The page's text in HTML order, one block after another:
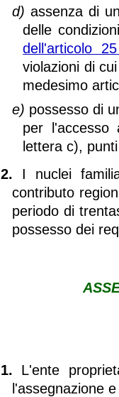
d) assenza di
delle
dell'articolo
violazioni di
medesimo
e) possesso di
per l'accesso
lettera c),
2. I nuclei
contributo
periodo di
possesso dei
1. L'ente
l'assegnazione